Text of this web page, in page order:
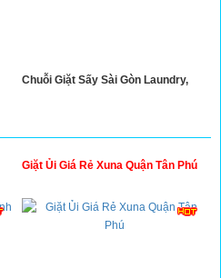
Chuỗi Giặt Sấy Sài Gòn Laundry,
Giặt Ủi Giá Rẻ Xuna Quận Tân Phú